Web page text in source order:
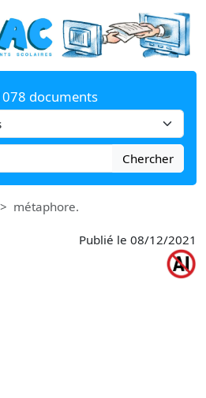
documents
Chercher
métaphore.
Publié le 08/12/2021